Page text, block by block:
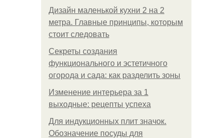
Дизайн маленькой кухни 2 на 2
метра. Главные принципы, которым
стоит следовать
Секреты создания
функционального и эстетичного
огорода и сада: как разделить зоны
Изменение интерьера за 1
выходные: рецепты успеха
Для индукционных плит значок.
Обозначение посуды для